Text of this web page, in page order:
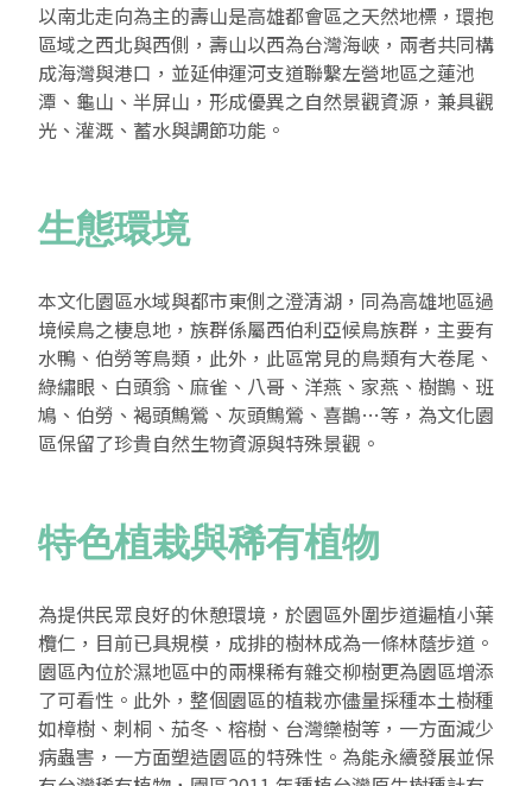
以南北走向為主的壽山是高雄都會區之天然地標，環抱
區域之西北與西側，壽山以西為台灣海峽，兩者共同構
成海灣與港口，並延伸運河支道聯繫左營地區之蓮池
潭、龜山、半屏山，形成優異之自然景觀資源，兼具觀
光、灌溉、蓄水與調節功能。
生態環境
本文化園區水域與都市東側之澄清湖，同為高雄地區過
境候鳥之棲息地，族群係屬西伯利亞候鳥族群，主要有
水鴨、伯勞等鳥類，此外，此區常見的鳥類有大卷尾、
綠繡眼、白頭翁、麻雀、八哥、洋燕、家燕、樹鵲、班
鳩、伯勞、褐頭鷦鶯、灰頭鷦鶯、喜鵲…等，為文化園
區保留了珍貴自然生物資源與特殊景觀。
特色植栽與稀有植物
為提供民眾良好的休憩環境，於園區外圍步道遍植小葉
欖仁，目前已具規模，成排的樹林成為一條林蔭步道。
園區內位於濕地區中的兩棵稀有雜交柳樹更為園區增添
了可看性。此外，整個園區的植栽亦儘量採種本土樹種
如樟樹、刺桐、茄冬、榕樹、台灣欒樹等，一方面減少
病蟲害，一方面塑造園區的特殊性。為能永續發展並保